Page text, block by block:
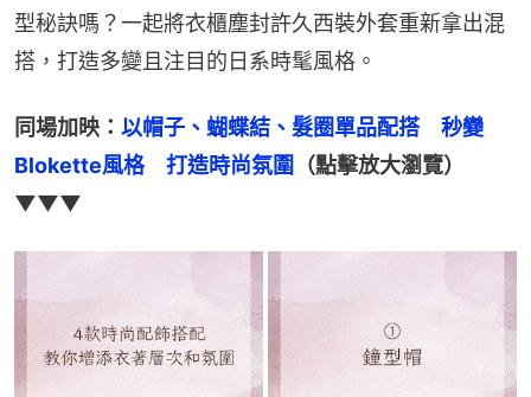
型秘訣嗎？一起將衣櫃塵封許久西裝外套重新拿出混
搭，打造多變且注目的日系時髦風格。
同場加映： 以帽子、蝴蝶結、髮圈單品配搭　秒變
Blokette風格　打造時尚氛圍 （點擊放大瀏覽）
▼▼▼